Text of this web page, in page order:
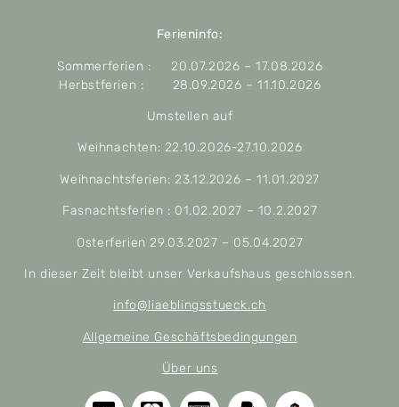
Ferieninfo:
Sommerferien : 20.07.2026 – 17.08.2026
Herbstferien : 28.09.2026 – 11.10.2026
Umstellen auf
Weihnachten: 22.10.2026-27.10.2026
Weihnachtsferien: 23.12.2026 – 11.01.2027
Fasnachtsferien : 01.02.2027 – 10.2.2027
Osterferien 29.03.2027 – 05.04.2027
In dieser Zeit bleibt unser Verkaufshaus geschlossen.
info@liaeblingsstueck.ch
Allgemeine Geschäftsbedingungen
Über uns